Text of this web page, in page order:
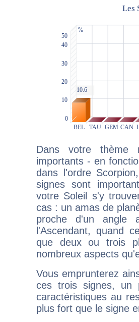
Dans votre thème
importants - en
dans l'ordre
signes sont
votre Soleil s'y
cas : un amas de
proche d'un
l'Ascendant, quand
que deux ou trois
nombreux aspects
Vous emprunterez
ces trois signes, un
caractéristiques au
plus fort que le signe